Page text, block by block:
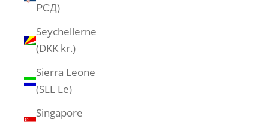
РСД)
Seychellerne
(DKK kr.)
Sierra Leone
(SLL Le)
Singapore